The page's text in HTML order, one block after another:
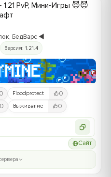
PvP, Мини-Игры 😈😈
БедВарс ◀️
Версия: 1.21.4
0 Floodprotect 0
0 Выживание 0
Сайт